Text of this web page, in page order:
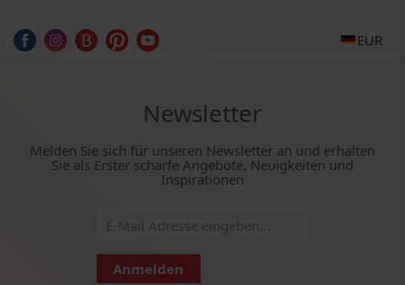
EUR
Newsletter
Melden Sie sich für unseren Newsletter an und erhalten
Sie als Erster scharfe Angebote, Neuigkeiten und
Inspirationen
Anmelden